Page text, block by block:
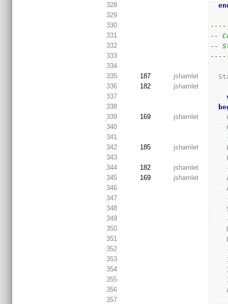
328
329
330
331
--
332
--
333
334
335
187 jshamlet
336
182
jshamlet
337
338
339
169 jshamlet
340
341
342
185 jshamlet
343
344
182 jshamlet
345
169 jshamlet
346
347
348
349
350
351
352
353
354
355
356
357